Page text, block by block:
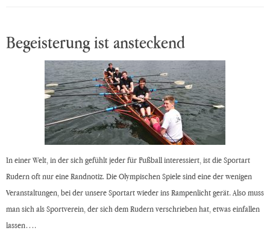
Begeisterung ist ansteckend
In einer Welt, in der sich gefühlt jeder für Fußball interessiert, ist die Sportart
Rudern oft nur eine Randnotiz. Die Olympischen Spiele sind eine der wenigen
Veranstaltungen, bei der unsere Sportart wieder ins Rampenlicht gerät. Also muss
man sich als Sportverein, der sich dem Rudern verschrieben hat, etwas einfallen
lassen….